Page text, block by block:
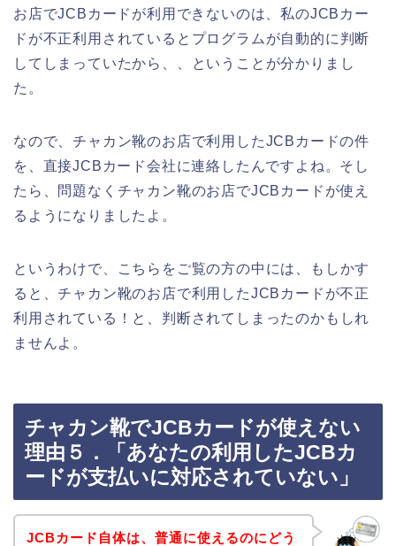
お店でJCBカードが利用できないのは、私のJCBカー
ドが不正利用されているとプログラムが自動的に判断
してしまっていたから、、ということが分かりまし
た。
なので、チャカン靴のお店で利用したJCBカードの件
を、直接JCBカード会社に連絡したんですよね。そし
たら、問題なくチャカン靴のお店でJCBカードが使え
るようになりましたよ。
というわけで、こちらをご覧の方の中には、もしかす
ると、チャカン靴のお店で利用したJCBカードが不正
利用されている！と、判断されてしまったのかもしれ
ませんよ。
チャカン靴でJCBカードが使えない
理由５．「あなたの利用したJCBカ
ードが支払いに対応されていない」
JCBカード自体は、普通に使えるのにどう